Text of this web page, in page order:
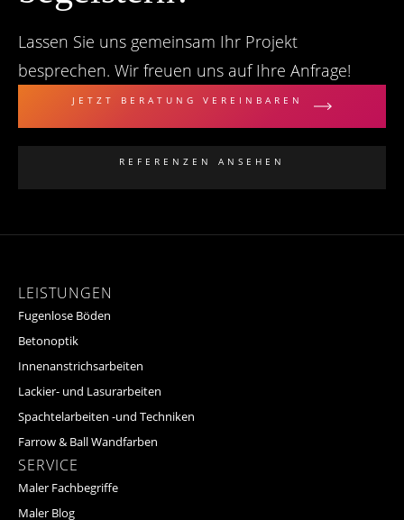
Lassen Sie uns gemeinsam Ihr Projekt
besprechen. Wir freuen uns auf Ihre Anfrage!
JETZT BERATUNG VEREINBAREN
REFERENZEN ANSEHEN
LEISTUNGEN
Fugenlose Böden
Betonoptik
Innenanstrichsarbeiten
Lackier- und Lasurarbeiten
Spachtelarbeiten -und Techniken
Farrow & Ball Wandfarben
SERVICE
Maler Fachbegriffe
Maler Blog